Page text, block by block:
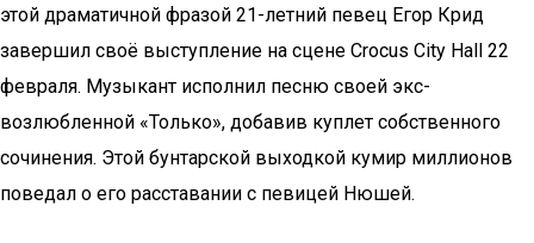
этой драматичной фразой 21-летний певец Егор Крид
завершил своё выступление на сцене Crocus City Hall 22
февраля. Музыкант исполнил песню своей экс-
возлюбленной «Только», добавив куплет собственного
сочинения. Этой бунтарской выходкой кумир миллионов
поведал о его расставании с певицей Нюшей.